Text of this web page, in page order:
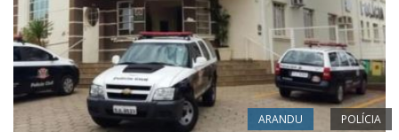
ARANDU POLÍCIA